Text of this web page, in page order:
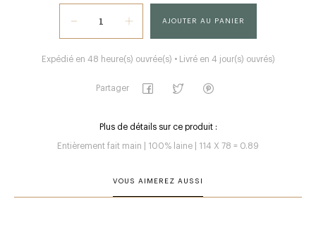
AJOUTER AU PANIER
Expédié en 48 heure(s) ouvrée(s) • Livré en 4 jour(s) ouvrés)
Partager
Plus de détails sur ce produit :
Entièrement fait main | 100% laine | 114 X 78 = 0.89
VOUS AIMEREZ AUSSI